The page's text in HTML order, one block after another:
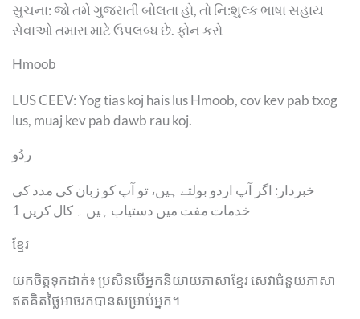
સુચના: જો તમે ગુજરાતી બોલતા હો, તો નિ:શુલ્ક ભાષા સહાય
સેવાઓ તમારા માટે ઉપલબ્ધ છે. ફોન કરો
Hmoob
LUS CEEV: Yog tias koj hais lus Hmoob, cov kev pab txog
lus, muaj kev pab dawb rau koj.
ردُو
خبردار: اگر آپ اردو بولتے ہیں، تو آپ کو زبان کی مدد کی
خدمات مفت میں دستیاب ہیں ۔ کال کریں 1
ខ្មែរ
យកចិត្តទុកដាក់៖ ប្រសិនបើអ្នកនិយាយភាសាខ្មែរ សេវាជំនួយភាសា
ឥតគិតថ្លៃអាចរកបានសម្រាប់អ្នក។